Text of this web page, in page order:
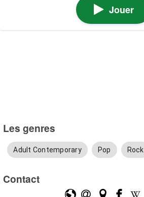
Jouer
Les genres
Adult Contemporary Pop Rock
Contact